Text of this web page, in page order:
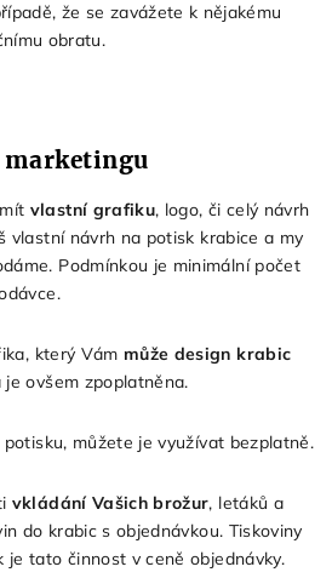
že se zavážete k nějakému
obratu.
marketingu
vlastní grafiku, logo, či celý návrh
vlastní návrh na potisk krabice a my
Podmínkou je minimální počet
který Vám může design krabic
je ovšem zpoplatněna.
můžete je využívat bezplatně.
vkládání Vašich brožur, letáků a
do krabic s objednávkou. Tiskoviny
je tato činnost v ceně objednávky.